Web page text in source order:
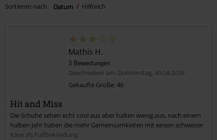
Sortieren nach
Datum Hilfreich
Mathis H.
3 Bewertungen
Geschrieben am: Donnerstag, 30.04.2026
Gekaufte Größe: 46
Hit and Miss
Die Schuhe sehen echt cool aus aber halten wenig aus, nach einem
halben Jahr haben die mehr Gemeinsamkeiten mit einem schweizer
Käse als Fußbekleidung.